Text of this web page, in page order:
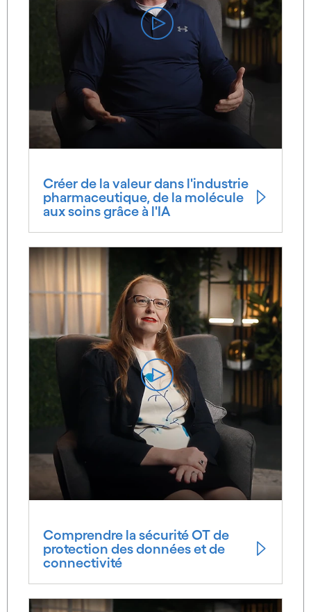
Créer de la valeur dans l'industrie
pharmaceutique, de la molécule
aux soins grâce à l'IA
Comprendre la sécurité OT de
protection des données et de
connectivité